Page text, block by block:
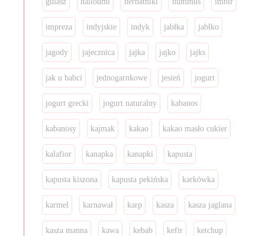
impreza indyjskie indyk jabłka jabłko
jagody jajecznica jajka jajko jajks
jak u babci jednogarnkowe jesień jogurt
jogurt grecki jogurt naturalny kabanos
kabanosy kajmak kakao kakao masło cukier
kalafior kanapka kanapki kapusta
kapusta kiszona kapusta pekińska karkówka
karmel karnawał karp kasza kasza jaglana
kasza manna kawa kebab kefir ketchup